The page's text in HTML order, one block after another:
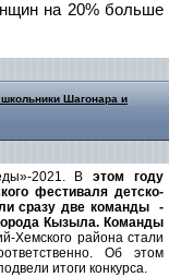
на 20% больше
Шагонара и
2021. В этом году
фестиваля детско-
сразу две команды -
Кызыла. Команды
Хемского района стали
Об этом
итоги конкурса.